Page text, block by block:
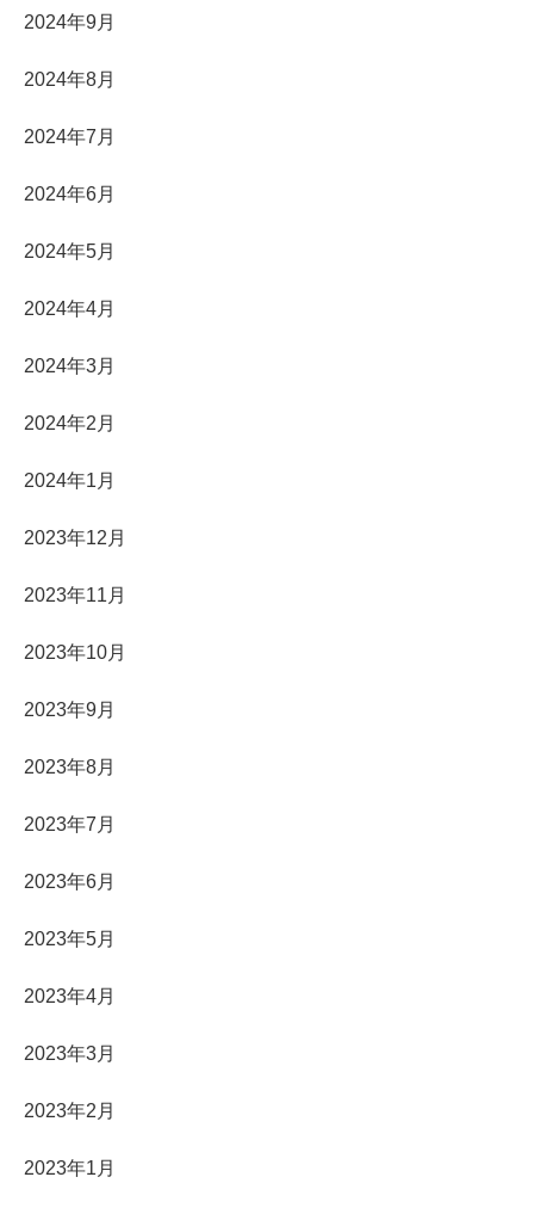
2024年9月
2024年8月
2024年7月
2024年6月
2024年5月
2024年4月
2024年3月
2024年2月
2024年1月
2023年12月
2023年11月
2023年10月
2023年9月
2023年8月
2023年7月
2023年6月
2023年5月
2023年4月
2023年3月
2023年2月
2023年1月